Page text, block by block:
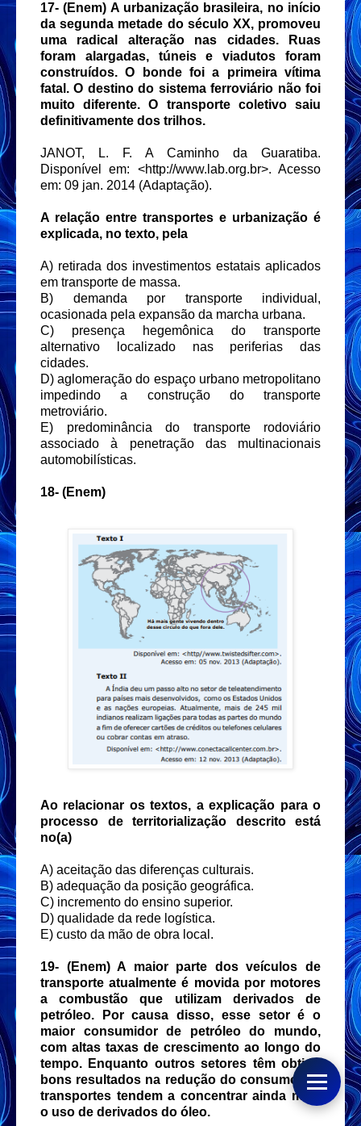
17-(Enem) A urbanização brasileira, no início
da segunda metade do século XX, promoveu
uma radical alteração nas cidades. Ruas
foram alargadas, túneis e viadutos foram
construídos. O bonde foi a primeira vítima
fatal. O destino do sistema ferroviário não foi
muito diferente. O transporte coletivo saiu
definitivamente dos trilhos.
JANOT, L. F. A Caminho da Guaratiba.
Disponível em: <http://www.lab.org.br>. Acesso
em: 09 jan. 2014 (Adaptação).
A relação entre transportes e urbanização é
explicada, no texto, pela
A) retirada dos investimentos estatais aplicados
em transporte de massa.
B) demanda por transporte individual,
ocasionada pela expansão da marcha urbana.
C) presença hegemônica do transporte
alternativo localizado nas periferias das
cidades.
D) aglomeração do espaço urbano metropolitano
impedindo a construção do transporte
metroviário.
E) predominância do transporte rodoviário
associado à penetração das multinacionais
automobilísticas.
18- (Enem)
Ao relacionar os textos, a explicação para o
processo de territorialização descrito está
no(a)
A) aceitação das diferenças culturais.
B) adequação da posição geográfica.
C) incremento do ensino superior.
D) qualidade da rede logística.
E) custo da mão de obra local.
19- (Enem) A maior parte dos veículos de
transporte atualmente é movida por motores
a combustão que utilizam derivados de
petróleo. Por causa disso, esse setor é o
maior consumidor de petróleo do mundo,
com altas taxas de crescimento ao longo do
tempo. Enquanto outros setores têm obtido
bons resultados na redução do consumo, os
transportes tendem a concentrar ainda mais
o uso de derivados do óleo.